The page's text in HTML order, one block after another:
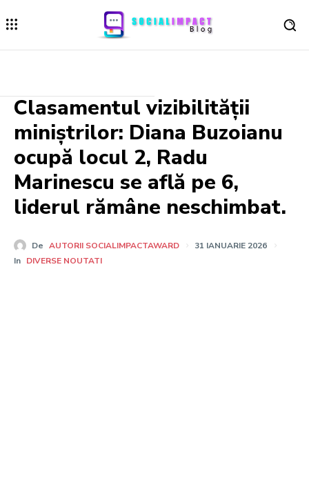
Clasamentul vizibilității
miniștrilor: Diana Buzoianu
ocupă locul 2, Radu
Marinescu se află pe 6,
liderul rămâne neschimbat.
De AUTORII SOCIALIMPACTAWARD
31 IANUARIE 2026
In DIVERSE NOUTATI